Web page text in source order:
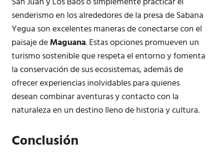
senderismo en los alrededores de la presa de Sabana
Yegua son excelentes maneras de conectarse con el
paisaje deMaguana. Estas opciones promueven un
turismo sostenible que respeta el entorno y fomenta
la conservación de sus ecosistemas, además de
ofrecer experiencias inolvidables para quienes
desean combinar aventuras y contacto con la
naturaleza en un destino lleno de historia y cultura.
Conclusión